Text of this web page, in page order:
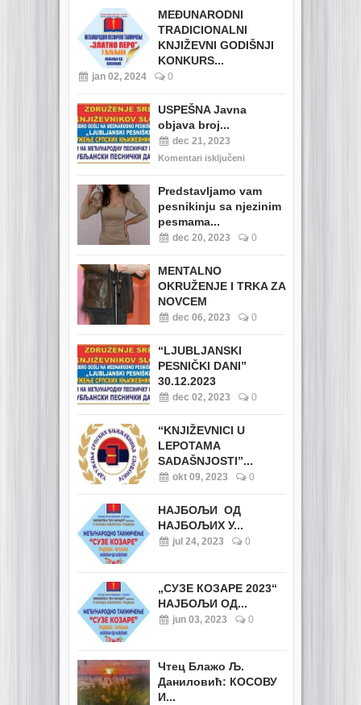
MEĐUNARODNI
TRADICIONALNI
KNJIŽEVNI GODIŠNJI
KONKURS...
jan 02, 2024 0
USPEŠNA Javna
objava broj...
dec 21, 2023
Komentari isključeni
Predstavljamo vam
pesnikinju sa njezinim
pesmama...
dec 20, 2023 0
MENTALNO
OKRUŽENJE I TRKA ZA
NOVCEM
dec 06, 2023 0
“LJUBLJANSKI
PESNIČKI DANI”
30.12.2023
dec 02, 2023 0
“KNJIŽEVNICI U
LEPOTAMA
SADAŠNJOSTI”...
okt 09, 2023 0
НАЈБОЉИ ОД
НАЈБОЉИХ У...
jul 24, 2023 0
„СУЗЕ КОЗАРЕ 2023“
НАЈБОЉИ ОД...
jun 03, 2023 0
Чтец Блажо Љ.
Даниловић: КОСОВУ
И...